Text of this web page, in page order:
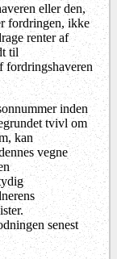
eller den,
fordringen, ikke
renter af
til
fordringshaveren
inden
tvivl om
kan
vegne
senest